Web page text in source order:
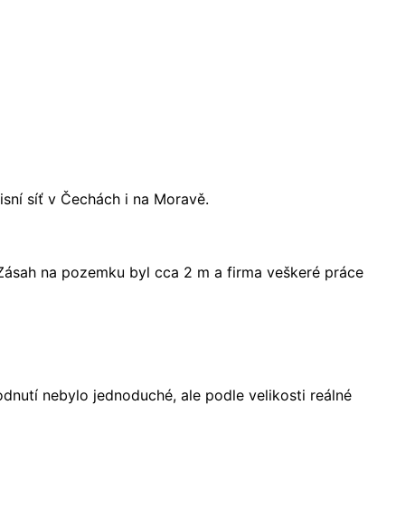
síť v Čechách i na Moravě.
na pozemku byl cca 2 m a firma veškeré práce
nebylo jednoduché, ale podle velikosti reálné